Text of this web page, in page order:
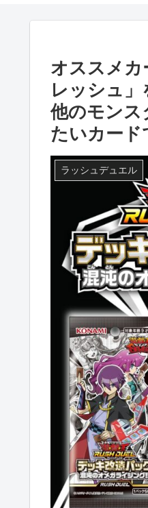
オススメカ
レッシュ
他のモンス
たいカード
ラッシュデュエル